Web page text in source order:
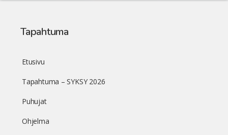
Tapahtuma
Etusivu
Tapahtuma – SYKSY 2026
Puhujat
Ohjelma